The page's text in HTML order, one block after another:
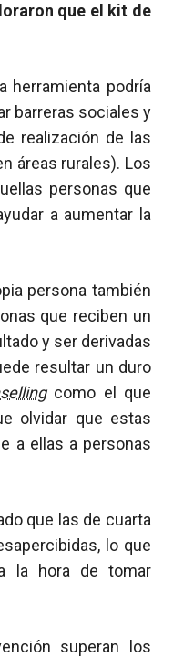
que el kit de
herramienta podría
barreras sociales y
realización de las
áreas rurales). Los
personas que
a aumentar la
persona también
que reciben un
y ser derivadas
resultar un duro
como el que
olvidar que estas
a ellas a personas
que las de cuarta
lo que
la hora de tomar
superan los